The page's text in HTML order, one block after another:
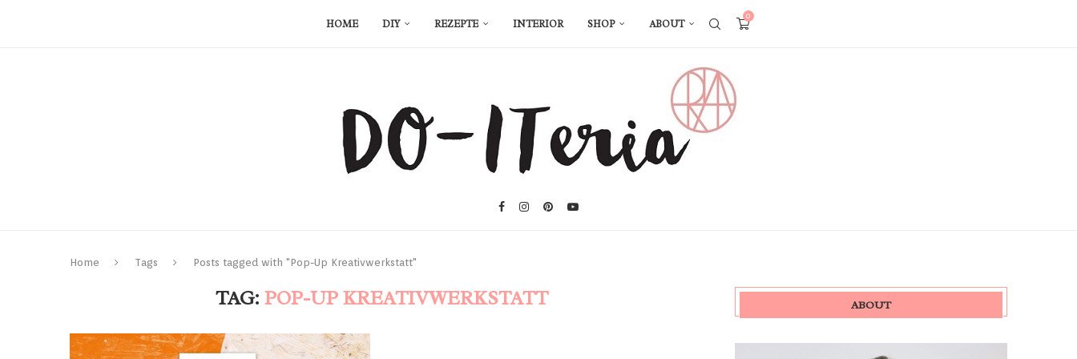
HOME DIY REZEPTE INTERIOR SHOP ABOUT
0
Home Tags Posts tagged with "Pop-Up Kreativwerkstatt"
TAG:POP-UP KREATIVWERKSTATT ABOUT